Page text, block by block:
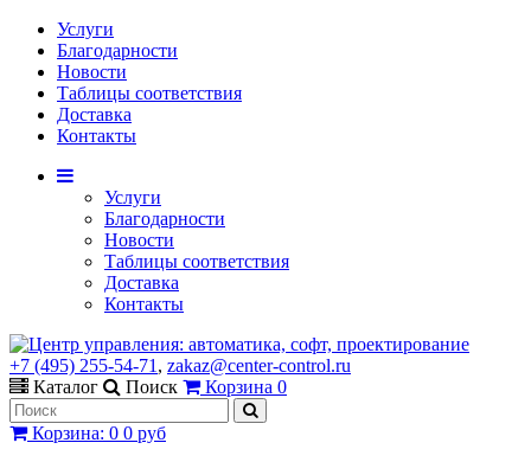
Услуги
Благодарности
Новости
Таблицы соответствия
Доставка
Контакты
Услуги
Благодарности
Новости
Таблицы соответствия
Доставка
Контакты
+7 (495) 255-54-71 , zakaz@center-control.ru
Каталог
Поиск Корзина 0
Корзина: 0 0 руб